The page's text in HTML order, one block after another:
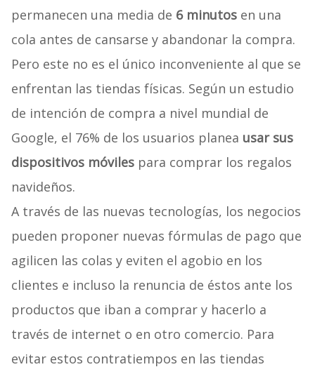
permanecen una media de 6 minutosen una
cola antes de cansarse y abandonar la compra.
Pero este no es el único inconveniente al que se
enfrentan las tiendas físicas. Según un estudio
de intención de compra a nivel mundial de
Google, el 76% de los usuarios planea usar sus
dispositivos móvilespara comprar los regalos
navideños.
A través de las nuevas tecnologías, los negocios
pueden proponer nuevas fórmulas de pago que
agilicen las colas y eviten el agobio en los
clientes e incluso la renuncia de éstos ante los
productos que iban a comprar y hacerlo a
través de internet o en otro comercio. Para
evitar estos contratiempos en las tiendas